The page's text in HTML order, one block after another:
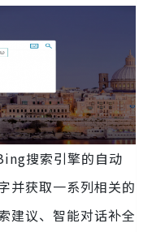
搜索引擎的自动
并获取一系列相关的
建议、智能对话补全